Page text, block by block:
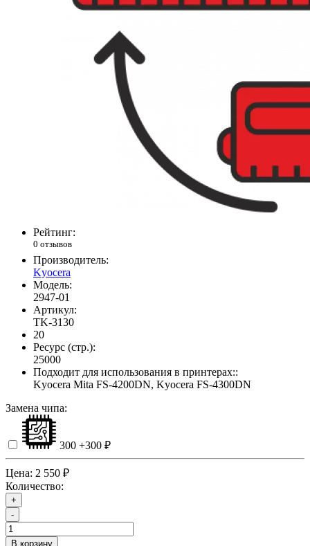
Рейтинг:
0 отзывов
Производитель:
Kyocera
Модель:
2947-01
Артикул:
TK-3130
20
Ресурс (стр.):
25000
Подходит для использования в принтерах::
Kyocera Mita FS-4200DN, Kyocera FS-4300DN
Замена чипа:
300 +300 ₽
Цена: 2 550 ₽
Количество:
+
-
В корзину